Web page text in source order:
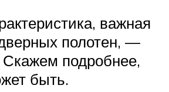
важная
полотен, —
Скажем подробнее,
быть.